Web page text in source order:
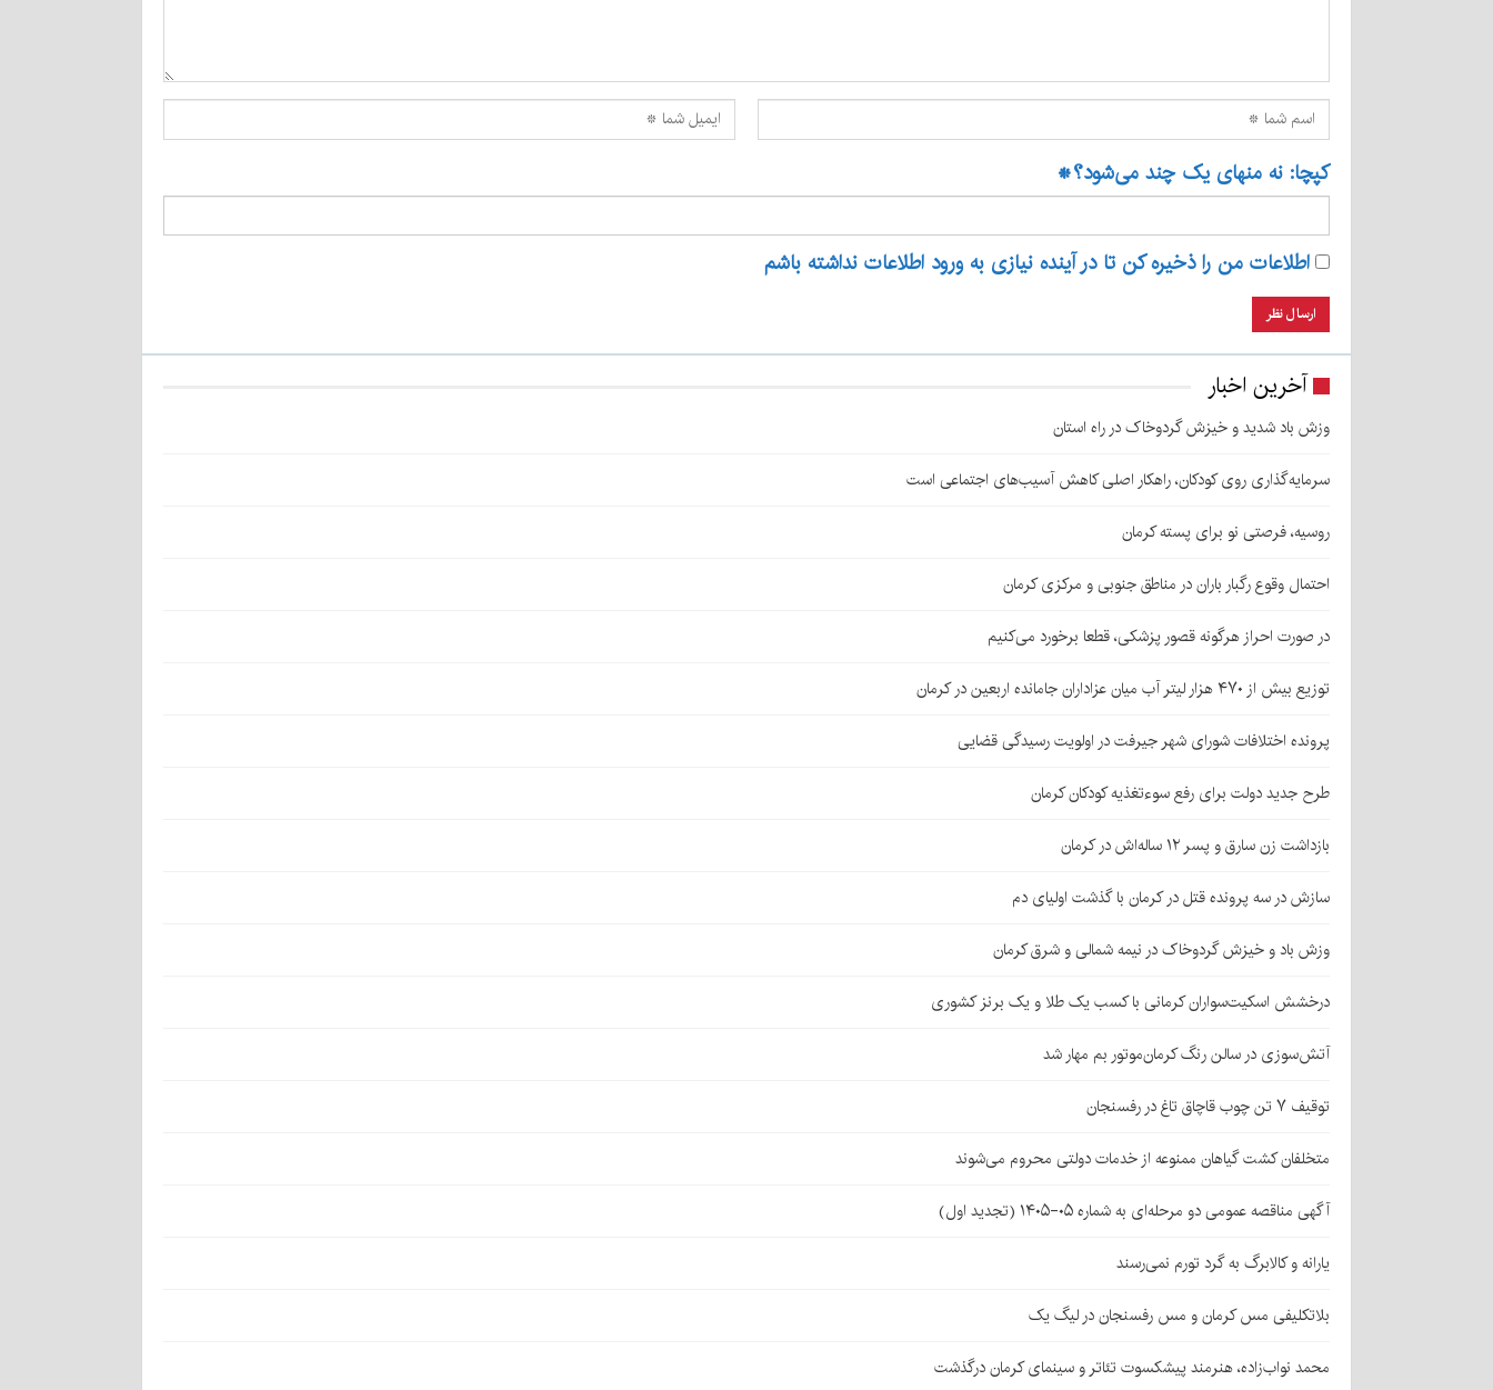
کپچا: نه منهای یک چند می‌شود؟*
اطلاعات من را ذخیره کن تا در آینده نیازی به ورود اطلاعات نداشته باشم
آخرین اخبار
وزش باد شدید و خیزش گردوخاک در راه استان
سرمایه‌گذاری روی کودکان، راهکار اصلی کاهش آسیب‌های اجتماعی است
روسیه، فرصتی نو برای پسته کرمان
احتمال وقوع رگبار باران در مناطق جنوبی و مرکزی کرمان
در صورت احراز هرگونه قصور پزشکی، قطعا برخورد می‌کنیم
توزیع بیش از ۴۷۰ هزار لیتر آب میان عزاداران جامانده اربعین در کرمان
پرونده اختلافات شورای شهر جیرفت در اولویت رسیدگی قضایی
طرح جدید دولت برای رفع سوءتغذیه کودکان کرمان
بازداشت زن سارق و پسر ۱۲ ساله‌اش در کرمان
سازش در سه پرونده قتل در کرمان با گذشت اولیای دم
وزش باد و خیزش گردوخاک در نیمه شمالی و شرق کرمان
درخشش اسکیت‌سواران کرمانی با کسب یک طلا و یک برنز کشوری
آتش‌سوزی در سالن رنگ کرمان‌موتور بم مهار شد
توقیف ۷ تن چوب قاچاق تاغ در رفسنجان
متخلفان کشت گیاهان ممنوعه از خدمات دولتی محروم می‌شوند
آگهی مناقصه عمومی دو مرحله‌ای به شماره ۰۵-۱۴۰۵ (تجدید اول)
یارانه و کالابرگ به گرد تورم نمی‌رسند
بلاتکلیفی مس کرمان و مس رفسنجان در لیگ یک
محمد نواب‌زاده، هنرمند پیشکسوت تئاتر و سینمای کرمان درگذشت